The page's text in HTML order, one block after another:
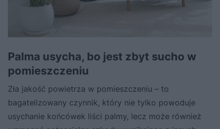
Palma usycha, bo jest zbyt sucho w
pomieszczeniu
Zła jakość powietrza w pomieszczeniu – to
bagatelizowany czynnik, który nie tylko powoduje
usychanie końcówek liści palmy, lecz może również